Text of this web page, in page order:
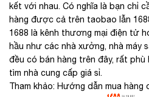
kết với nhau. Có nghĩa là bạn chỉ
hàng được cả trên taobao lẫn
1688 là kênh thương mại điện tử
hầu như các nhà xưởng, nhà máy
đều có bán hàng trên đây, rất
tìm nhà cung cấp giá sỉ.
Tham khảo: Hướng dẫn mua hàng